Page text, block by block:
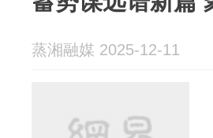
蒸湘融媒 2025-12-11